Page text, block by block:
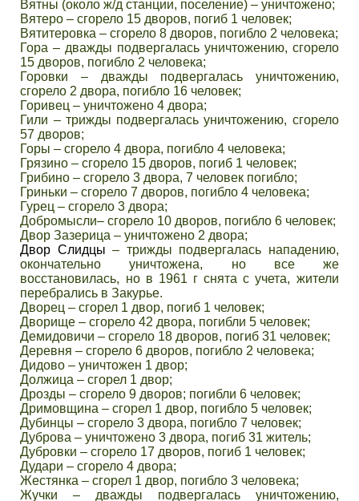
Вятны (около ж/д станции, поселение) – уничтожено;
Вятеро – сгорело 15 дворов, погиб 1 человек;
Вятитеровка – сгорело 8 дворов, погибло 2 человека;
Гора – дважды подвергалась уничтожению, сгорело
15 дворов, погибло 2 человека;
Горовки – дважды подвергалась уничтожению,
сгорело 2 двора, погибло 16 человек;
Горивец – уничтожено 4 двора;
Гили – трижды подвергалась уничтожению, сгорело
57 дворов;
Горы – сгорело 4 двора, погибло 4 человека;
Грязино – сгорело 15 дворов, погиб 1 человек;
Грибино – сгорело 3 двора, 7 человек погибло;
Гриньки – сгорело 7 дворов, погибло 4 человека;
Гурец – сгорело 3 двора;
Добромысли– сгорело 10 дворов, погибло 6 человек;
Двор Зазерица – уничтожено 2 двора;
Двор Слидцы – трижды подвергалась нападению,
окончательно уничтожена, но все же
восстановилась, но в 1961 г снята с учета, жители
перебрались в Закурье.
Дворец – сгорел 1 двор, погиб 1 человек;
Дворище – сгорело 42 двора, погибли 5 человек;
Демидовичи – сгорело 18 дворов, погиб 31 человек;
Деревня – сгорело 6 дворов, погибло 2 человека;
Дидово – уничтожен 1 двор;
Должица – сгорел 1 двор;
Дрозды – сгорело 9 дворов; погибли 6 человек;
Дримовщина – сгорел 1 двор, погибло 5 человек;
Дубинцы – сгорело 3 двора, погибло 7 человек;
Дуброва – уничтожено 3 двора, погиб 31 житель;
Дубровки – сгорело 17 дворов, погиб 1 человек;
Дудари – сгорело 4 двора;
Жестянка – сгорел 1 двор, погибло 3 человека;
Жучки – дважды подвергалась уничтожению,